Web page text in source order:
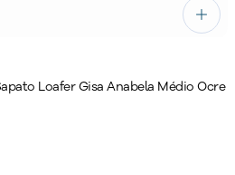
Loafer Gisa Anabela Médio Ocre